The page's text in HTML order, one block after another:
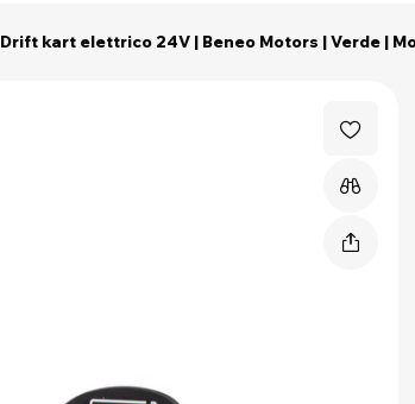
Drift kart elettrico 24V | Beneo Motors | Verde |